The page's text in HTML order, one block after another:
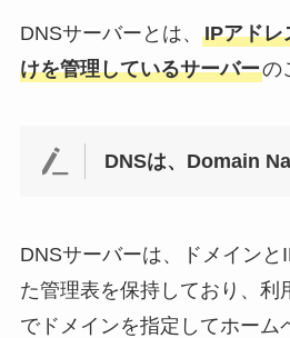
DNSサーバーとは、 IPアドレ
けを管理しているサーバーの
DNSは、Domain
DNSサーバーは、ドメインと
た管理表を保持しており、利
でドメインを指定してホーム